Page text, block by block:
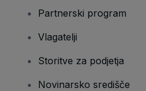
Partnerski program
Vlagatelji
Storitve za podjetja
Novinarsko središče